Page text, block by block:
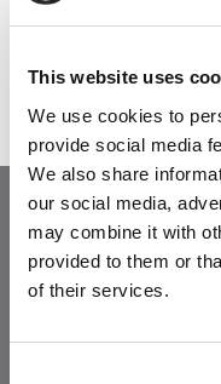
This website uses
We use cookies to
provide social media
We also share
our social media,
may combine it with
provided to them or
of their services.